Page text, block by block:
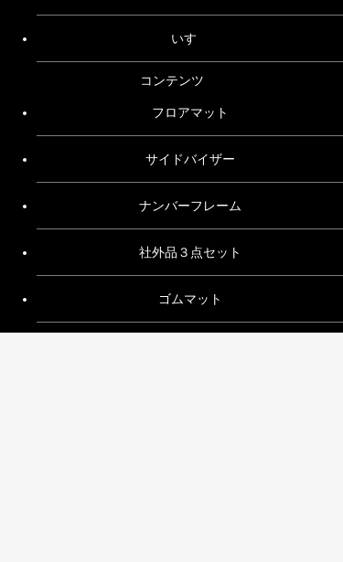
いすゞ
コンテンツ
フロアマット
サイドバイザー
ナンバーフレーム
社外品３点セット
ゴムマット